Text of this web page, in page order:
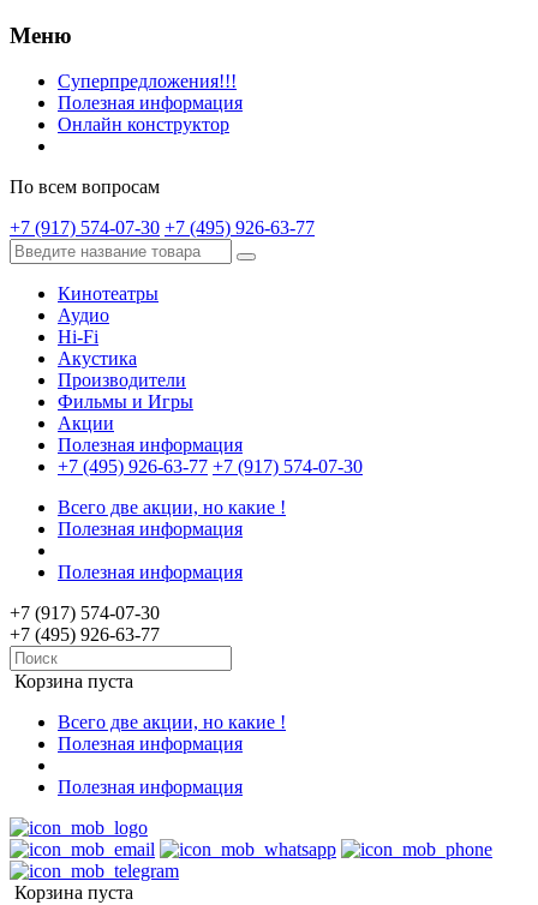
Меню
Суперпредложения!!!
Полезная информация
Онлайн конструктор
По всем вопросам
+7 (917) 574-07-30 +7 (495) 926-63-77
Кинотеатры
Аудио
Hi-Fi
Акустика
Производители
Фильмы и Игры
Акции
Полезная информация
+7 (495) 926-63-77 +7 (917) 574-07-30
Всего две акции, но какие !
Полезная информация
Полезная информация
+7 (917) 574-07-30
+7 (495) 926-63-77
Корзина пуста
Всего две акции, но какие !
Полезная информация
Полезная информация
Корзина пуста